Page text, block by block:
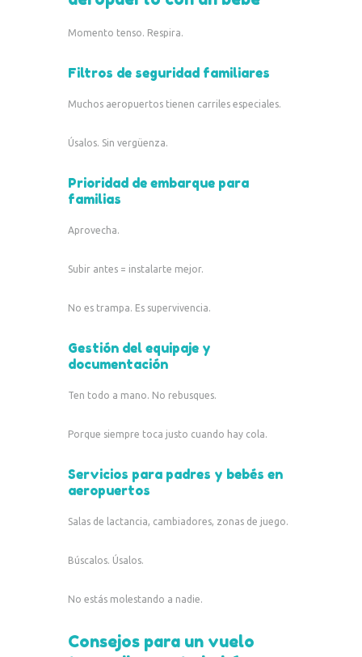
Momento tenso. Respira.
Filtros de seguridad familiares
Muchos aeropuertos tienen carriles especiales.
Úsalos. Sin vergüenza.
Prioridad de embarque para
familias
Aprovecha.
Subir antes = instalarte mejor.
No es trampa. Es supervivencia.
Gestión del equipaje y
documentación
Ten todo a mano. No rebusques.
Porque siempre toca justo cuando hay cola.
Servicios para padres y bebés en
aeropuertos
Salas de lactancia, cambiadores, zonas de juego.
Búscalos. Úsalos.
No estás molestando a nadie.
Consejos para un vuelo